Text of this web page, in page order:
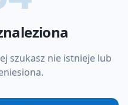
szukasz nie istnieje lub